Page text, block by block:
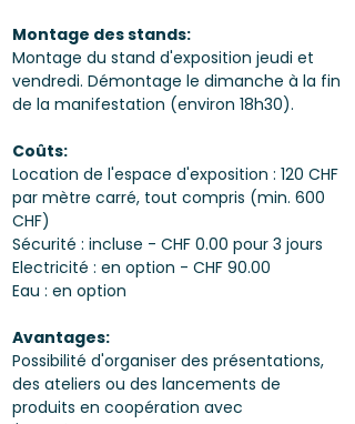
Montage des stands:
Montage du stand d'exposition jeudi et
vendredi. Démontage le dimanche à la fin
de la manifestation (environ 18h30).
Coûts:
Location de l'espace d'exposition : 120 CHF
par mètre carré, tout compris (min. 600
CHF)
Sécurité : incluse - CHF 0.00 pour 3 jours
Electricité : en option - CHF 90.00
Eau : en option
Avantages:
Possibilité d'organiser des présentations,
des ateliers ou des lancements de
produits en coopération avec